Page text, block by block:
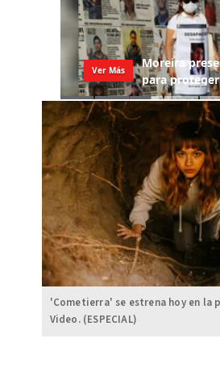
'Cometierra' se estrena hoy en la
Video. (ESPECIAL)